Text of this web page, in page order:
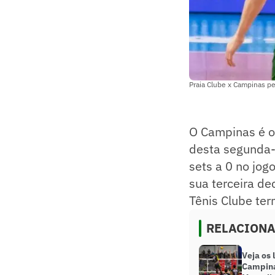
Praia Clube x Campinas
O Campinas é
desta
sets a 0 no
sua terceira
Tênis Clube
Veja os